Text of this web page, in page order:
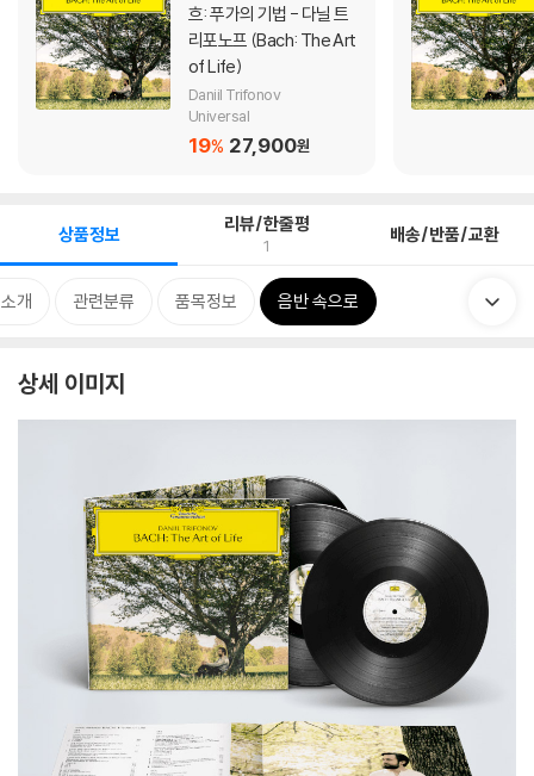
흐: 푸가의 기법 - 다닐 트
리포노프 (Bach: The Art
of Life)
Daniil Trifonov
Universal
19% 27,900원
상품정보 리뷰/한줄평
1 배송/반품/교환
개 관련분류 품목정보 음반 속으로
상세 이미지